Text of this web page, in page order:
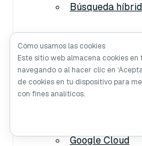
Búsqueda
Actualizar Milvus
Escala tu clúster
Implementa tu
Google Cloud
Cómo usamos las cookies
Este sitio web almacena cookies
navegando o al hacer clic en
de cookies en tu dispositivo para
con fines analíticos.